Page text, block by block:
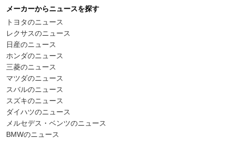
メーカーからニュースを探す
トヨタのニュース
レクサスのニュース
日産のニュース
ホンダのニュース
三菱のニュース
マツダのニュース
スバルのニュース
スズキのニュース
ダイハツのニュース
メルセデス・ベンツのニュース
BMWのニュース